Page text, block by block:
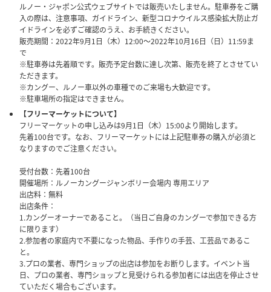
ルノー・ジャポン公式ウェブサイトでは販売いたしません。駐車券をご購
入の際は、注意事項、ガイドライン、新型コロナウイルス感染拡大防止ガ
イドラインを必ずご確認のうえ、お手続きください。
販売期間：2022年9月1日（木）12:00〜2022年10月16日（日）11:59ま
で
※駐車券は先着順です。販売予定台数に達し次第、販売を終了とさせてい
ただきます。
※カングー、ルノー車以外の車種でのご来場も大歓迎です。
※駐車場所の指定はできません。
【フリーマーケットについて】
フリーマーケットの申し込みは9月1日（木）15:00より開始します。
先着100台です。なお、フリーマーケットには上記駐車券の購入が必須と
なりますのでご注意ください。
受付台数：先着100台
開催場所：ルノーカングージャンボリー会場内 専用エリア
出店料：無料
出店条件：
1.カングーオーナーであること。（当日ご自身のカングーで参加できる方
に限ります）
2.参加者の家庭内で不要になった物品、手作りの手芸、工芸品であるこ
と。
3.プロの業者、専門ショップの出店は参加をお断りします。イベント当
日、プロの業者、専門ショップと見受けられる参加者には出店を停止させ
ていただく場合もございます。